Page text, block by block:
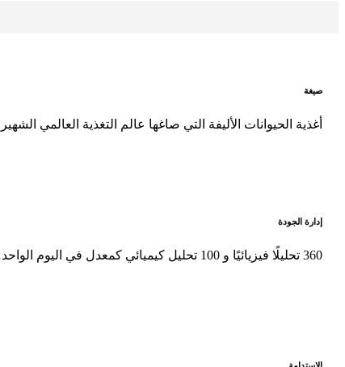
صيغة
أغذية الحيوانات الأليفة التي صاغها عالم التغذية العالمي
إدارة الجودة
360 تحليلًا فيزيائيًا و 100 تحليل كيميائي كمعدل في اليوم الواحد…